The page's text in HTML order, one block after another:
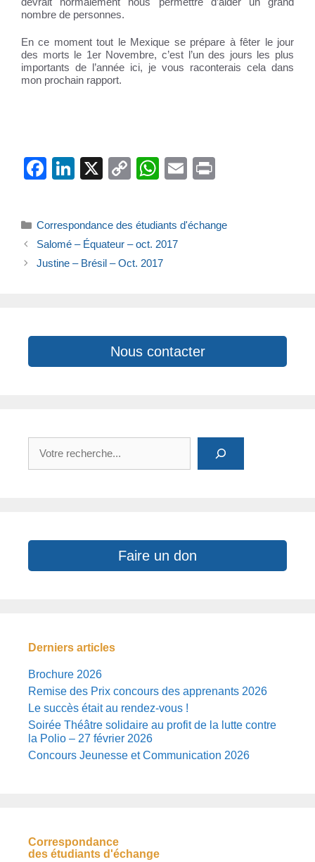
nombre de personnes.
En ce moment tout le Mexique se prépare à fêter le jour
des morts le 1er Novembre, c’est l’un des jours les plus
importants de l’année ici, je vous raconterais cela dans
mon prochain rapport.
F
e
b
Li
e
dI
X
C
y
Li
W
s
A
E
Catégories
Correspondance des étudiants d'échange
Salomé – Équateur – oct. 2017
Justine – Brésil – Oct. 2017
Nous contacter
Faire un don
Derniers articles
Brochure 2026
Remise des Prix concours des apprenants 2026
Le succès était au rendez-vous !
Soirée Théâtre solidaire au profit de la lutte contre
la Polio – 27 février 2026
Concours Jeunesse et Communication 2026
Correspondance
des étudiants d'échange